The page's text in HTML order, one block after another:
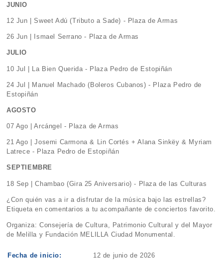
JUNIO
12 Jun | Sweet Adú (Tributo a Sade) - Plaza de Armas
26 Jun | Ismael Serrano - Plaza de Armas
JULIO
10 Jul | La Bien Querida - Plaza Pedro de Estopiñán
24 Jul | Manuel Machado (Boleros Cubanos) - Plaza Pedro de
Estopiñán
AGOSTO
07 Ago | Arcángel - Plaza de Armas
21 Ago | Josemi Carmona & Lin Cortés + Alana Sinkëy & Myriam
Latrece - Plaza Pedro de Estopiñán
SEPTIEMBRE
18 Sep | Chambao (Gira 25 Aniversario) - Plaza de las Culturas
¿Con quién vas a ir a disfrutar de la música bajo las estrellas?
Etiqueta en comentarios a tu acompañante de conciertos favorito.
Organiza: Consejería de Cultura, Patrimonio Cultural y del Mayor
de Melilla y Fundación MELILLA Ciudad Monumental.
Fecha de inicio: 12 de junio de 2026